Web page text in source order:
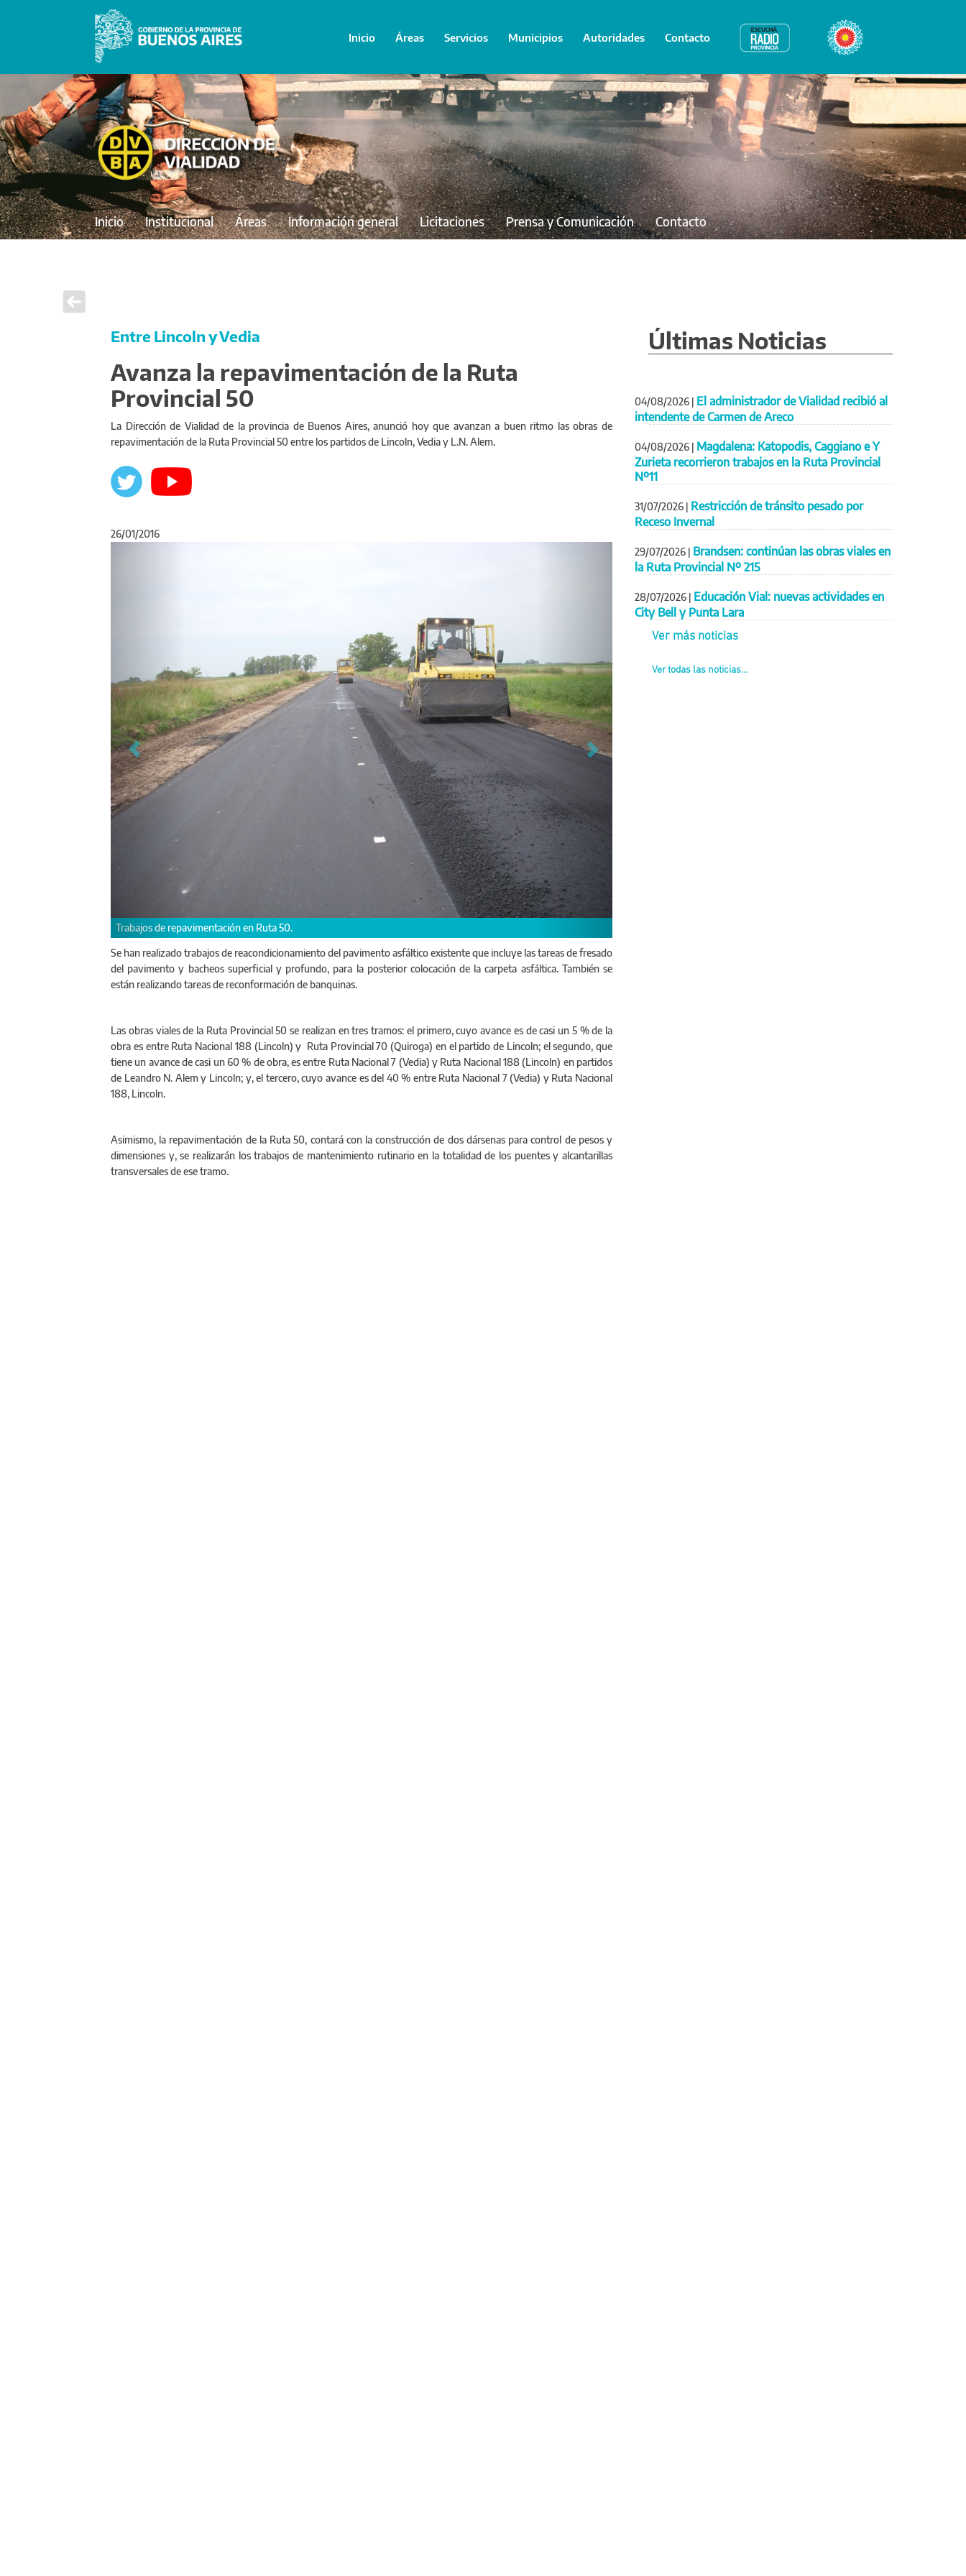
Inicio Áreas Servicios Municipios Autoridades Contacto Radio Provincia Bicentenario
Inicio Institucional Áreas Información general Licitaciones Prensa y Comunicación Contacto
Entre Lincoln y Vedia
Avanza la repavimentación de la Ruta
Provincial 50
La Dirección de Vialidad de la provincia de Buenos Aires, anunció hoy que avanzan a buen ritmo las obras de
repavimentación de la Ruta Provincial 50 entre los partidos de Lincoln, Vedia y L.N. Alem.
26/01/2016
Ruta Provincial 50 entre Lincoln y Vedia.
Siguiente
Se han realizado trabajos de reacondicionamiento del pavimento asfáltico existente que incluye las tareas de fresado
del pavimento y bacheos superficial y profundo, para la posterior colocación de la carpeta asfáltica. También se
están realizando tareas de reconformación de banquinas.
Las obras viales de la Ruta Provincial 50 se realizan en tres tramos: el primero, cuyo avance es de casi un 5 % de la
obra es entre Ruta Nacional 188 (Lincoln) y Ruta Provincial 70 (Quiroga) en el partido de Lincoln; el segundo, que
tiene un avance de casi un 60 % de obra, es entre Ruta Nacional 7 (Vedia) y Ruta Nacional 188 (Lincoln) en partidos
de Leandro N. Alem y Lincoln; y, el tercero, cuyo avance es del 40 % entre Ruta Nacional 7 (Vedia) y Ruta Nacional
188, Lincoln.
Asimismo, la repavimentación de la Ruta 50, contará con la construcción de dos dársenas para control de pesos y
dimensiones y, se realizarán los trabajos de mantenimiento rutinario en la totalidad de los puentes y alcantarillas
transversales de ese tramo.
Últimas Noticias
04/08/2026 | El administrador de Vialidad recibió al
intendente de Carmen de Areco
04/08/2026 | Magdalena: Katopodis, Caggiano e Y
Zurieta recorrieron trabajos en la Ruta Provincial
Nº11
31/07/2026 | Restricción de tránsito pesado por
Receso Invernal
29/07/2026 | Brandsen: continúan las obras viales en
la Ruta Provincial Nº 215
28/07/2026 | Educación Vial: nuevas actividades en
City Bell y Punta Lara
Ver más noticias
Ver todas las noticias...